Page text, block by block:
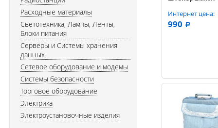
Интернет цена:
990 a
Расходные материалы
Светотехника, Лампы, Ленты,
Блоки питания
Серверы и Системы хранения
данных
Сетевое оборудование и модемы
Системы безопасности
Торговое оборудование
Электрика
Электроустановочные изделия